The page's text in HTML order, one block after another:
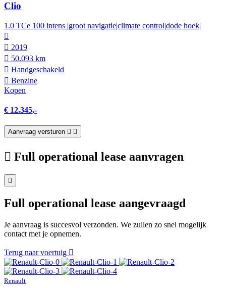
Clio
1.0 TCe 100 intens |groot navigatie|climate control|dode hoek|
2019
50.093 km
Hand­geschakeld
Benzine
Kopen
€ 12.345,-
Aanvraag versturen
Full operational lease aanvragen
Full operational lease aangevraagd
Je aanvraag is succesvol verzonden. We zullen zo snel mogelijk
contact met je opnemen.
Terug naar voertuig
Renault